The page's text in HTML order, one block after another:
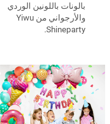
بالونات باللونين الوردي
والأرجواني من Yiwu
Shineparty.